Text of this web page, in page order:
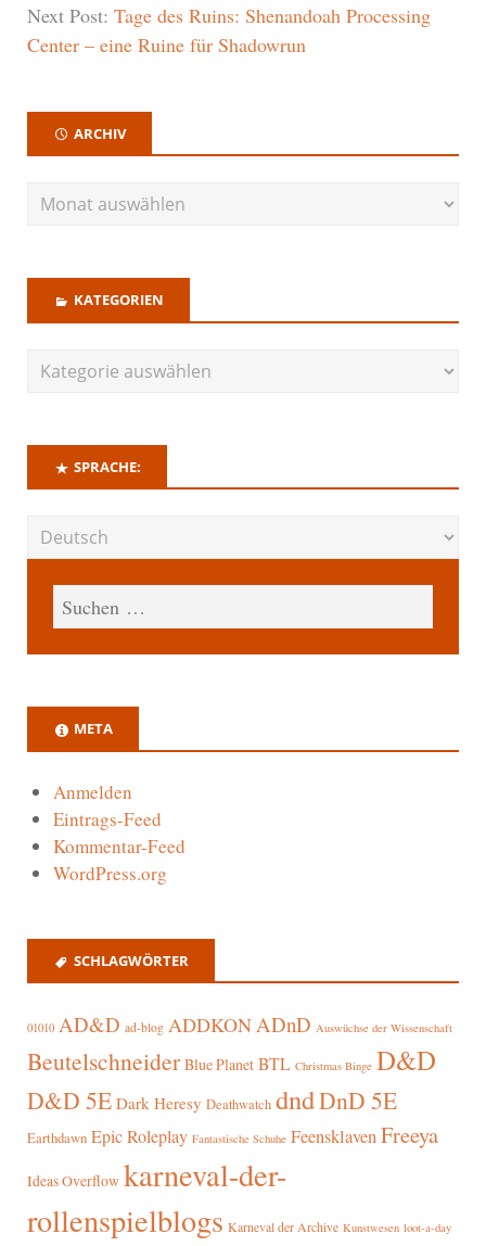
Next Post: Tage des Ruins: Shenandoah Processing
Center – eine Ruine für Shadowrun
ARCHIV
KATEGORIEN
SPRACHE:
META
Anmelden
Eintrags-Feed
Kommentar-Feed
WordPress.org
SCHLAGWÖRTER
01010 AD&D ad-blog ADDKONADnD Auswüchse der Wissenschaft
Beutelschneider Blue Planet BTL Christmas Binge D&D
D&D 5E Dark Heresy Deathwatch dndDnD 5E
Earthdawn Epic Roleplay Fantastische Schuhe FeensklavenFreeya
Ideas Overflow karneval-der-
rollenspielblogs Karneval der Archive Kunstwesen loot-a-day